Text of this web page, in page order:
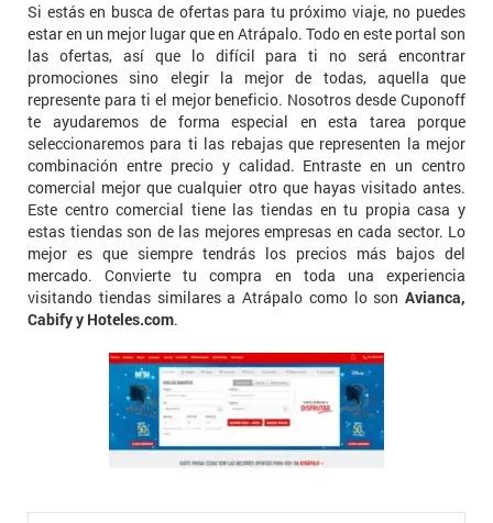
Si estás en busca de ofertas para tu próximo viaje, no puedes
estar en un mejor lugar que en Atrápalo. Todo en este portal son
las ofertas, así que lo difícil para ti no será encontrar
promociones sino elegir la mejor de todas, aquella que
represente para ti el mejor beneficio. Nosotros desde Cuponoff
te ayudaremos de forma especial en esta tarea porque
seleccionaremos para ti las rebajas que representen la mejor
combinación entre precio y calidad. Entraste en un centro
comercial mejor que cualquier otro que hayas visitado antes.
Este centro comercial tiene las tiendas en tu propia casa y
estas tiendas son de las mejores empresas en cada sector. Lo
mejor es que siempre tendrás los precios más bajos del
mercado. Convierte tu compra en toda una experiencia
visitando tiendas similares a Atrápalo como lo son Avianca,
Cabify y Hoteles.com.